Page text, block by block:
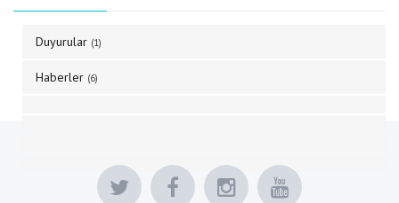
Duyurular (1)
Haberler (6)